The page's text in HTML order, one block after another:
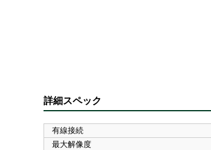
詳細スペック
有線接続
最大解像度